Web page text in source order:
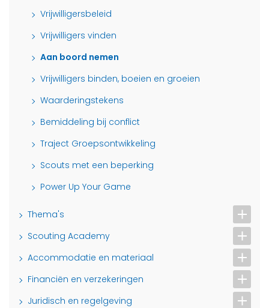
Vrijwilligersbeleid
Vrijwilligers vinden
Aan boord nemen
Vrijwilligers binden, boeien en groeien
Waarderingstekens
Bemiddeling bij conflict
Traject Groepsontwikkeling
Scouts met een beperking
Power Up Your Game
Thema's
Scouting Academy
Accommodatie en materiaal
Financiën en verzekeringen
Juridisch en regelgeving